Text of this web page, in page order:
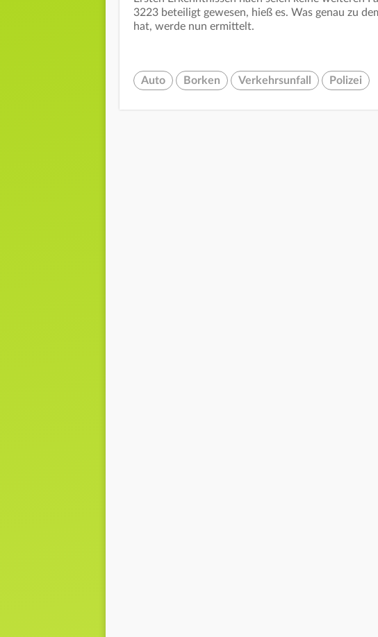
3223 beteiligt gewesen, hieß es. Was genau zu
hat, werde nun ermittelt.
Auto Borken Verkehrsunfall Polizei